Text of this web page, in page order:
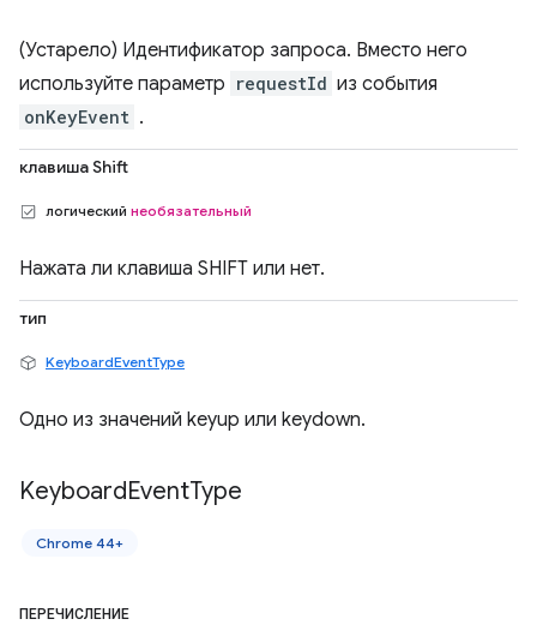
(Устарело) Идентификатор запроса. Вместо него
используйте параметр requestId из события
onKeyEvent .
клавиша Shift
логический необязательный
Нажата ли клавиша SHIFT или нет.
тип
KeyboardEventType
Одно из значений keyup или keydown.
KeyboardEventType
Chrome 44+
ПЕРЕЧИСЛЕНИЕ